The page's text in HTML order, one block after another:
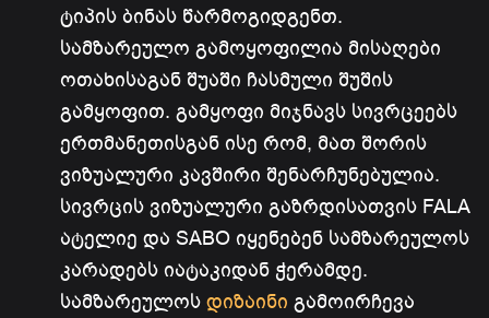
ტიპის ბინას წარმოგიდგენთ.
სამზარეულო გამოყოფილია მისაღები
ოთახისაგან შუაში ჩასმული შუშის
გამყოფით. გამყოფი მიჯნავს სივრცეებს
ერთმანეთისგან ისე რომ, მათ შორის
ვიზუალური კავშირი შენარჩუნებულია.
სივრცის ვიზუალური გაზრდისათვის FALA
ატელიე და SABO იყენებენ სამზარეულოს
კარადებს იატაკიდან ჭერამდე.
სამზარეულოს დიზაინი გამოირჩევა